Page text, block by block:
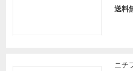
送料
ニチ